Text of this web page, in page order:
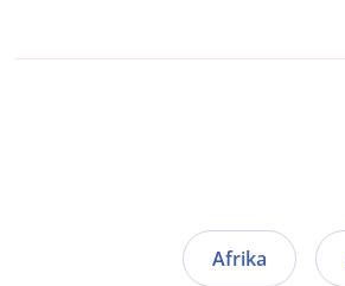
Afrika